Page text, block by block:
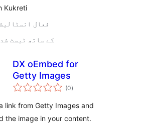
Kukreti
10+ فعال
3.0.5 کے ساتھ ٹیسٹ شدہ
DX oEmbed for
Getty Images
(0مجموعی
درجہ
)
link from Getty Images and
the image in your content.